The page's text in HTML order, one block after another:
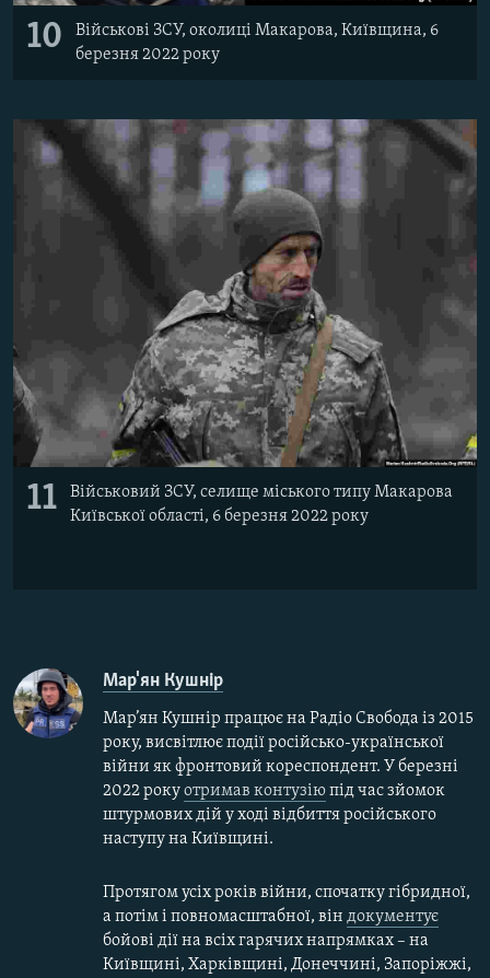
10
Військові ЗСУ, околиці Макарова, Київщина, 6
березня 2022 року
11
Військовий ЗСУ, селище міського типу Макарова
Київської області, 6 березня 2022 року
Мар'ян Кушнір
Мар’ян Кушнір працює на Радіо Свобода із 2015
року, висвітлює події російсько-української
війни як фронтовий кореспондент. У березні
2022 рокуотримав контузіюпід час зйомок
штурмових дій у ході відбиття російського
наступу на Київщині.
Протягом усіх років війни, спочатку гібридної,
а потім і повномасштабної, він документує
бойові дії на всіх гарячих напрямках – на
Київщині, Харківщині, Донеччині, Запоріжжі,